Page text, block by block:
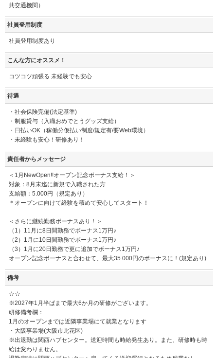
共交通機関）
社員登用制度
社員登用制度あり
こんな方にオススメ！
コツコツ頑張る 未経験でも安心
待遇
・社会保険完備(法定基準)
・制服貸与（入職おめでとうグッズ支給）
・日払いOK（稼働分仮払い制度/規定有/要Web環境）
・未経験も安心！研修あり！
責任者からメッセージ
＜1月NewOpen!!オープン記念ボーナス支給！＞
対象：8月末迄に新規で入職された方
支給額：5.000円（規定あり）
＊オープンに向けて経験を積めて安心してスタート！
＜さらに継続勤務ボーナスあり！＞
（1）11月に8日間勤務でボーナス1万円♪
（2）1月に10日間勤務でボーナス1万円♪
（3）1月に20日勤務で更に追加でボーナス1万円♪
オープン記念ボーナスと合わせて、最大35.000円のボーナスに！(規定あり)
備考
☆☆
※2027年1月半ばまで最大6か月の研修がございます。
研修備考欄：
1月のオープンまでは近隣事業場にて就業となります
・大阪事業場(大阪市此花区)
※出退勤は関西ハブセンター。送迎時間も時給発生あり。また、研修時も時
給は変わりません。